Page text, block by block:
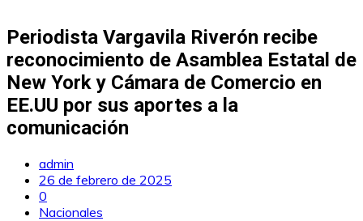
Periodista Vargavila Riverón recibe
reconocimiento de Asamblea Estatal de
New York y Cámara de Comercio en
EE.UU por sus aportes a la
comunicación
admin
26 de febrero de 2025
0
Nacionales